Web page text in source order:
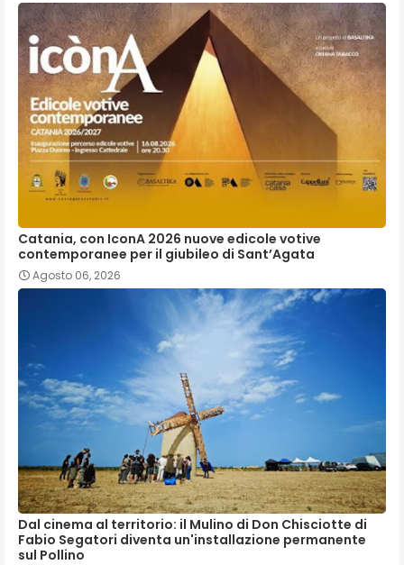
Catania, con IconA 2026 nuove edicole votive
contemporanee per il giubileo di Sant’Agata
Agosto 06, 2026
Dal cinema al territorio: il Mulino di Don Chisciotte di
Fabio Segatori diventa un'installazione permanente
sul Pollino